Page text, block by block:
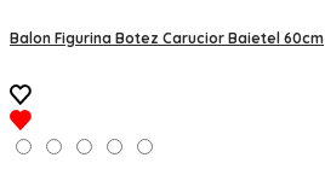
Balon Figurina Botez Carucior Baietel 60cm